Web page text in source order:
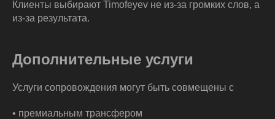
Клиенты выбирают Timofeyev не из-за громких слов, а
из-за результата.
Дополнительные услуги
Услуги сопровождения могут быть совмещены с
• премиальным трансфером